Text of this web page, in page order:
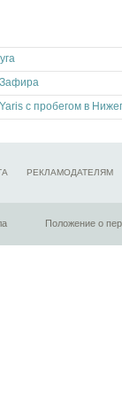
РЕКЛАМОДАТЕЛЯМ
Положение о